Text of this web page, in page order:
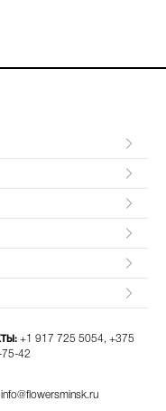
+1 917 725 5054, +375
42​
info@flowersminsk.ru